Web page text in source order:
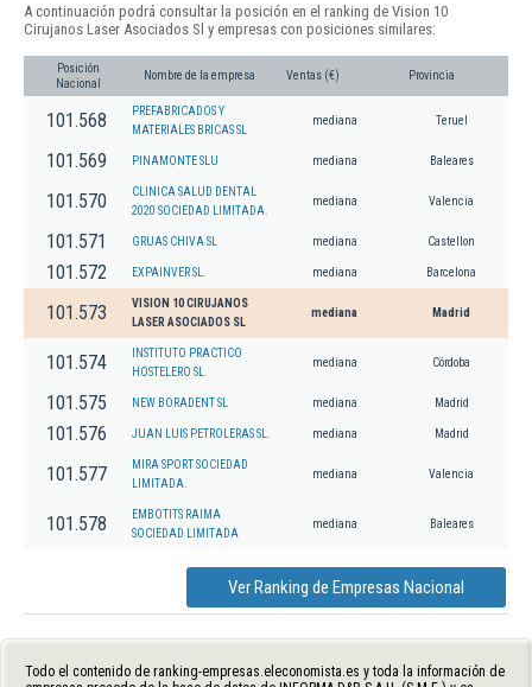
A continuación podrá consultar la posición en el ranking de Vision 10
Cirujanos Laser Asociados Sl y empresas con posiciones similares:
Posición
Nacional
Nombre de la empresa Ventas (€) Provincia
101.568
PREFABRICADOS Y
MATERIALES BRICAS SL
mediana Teruel
101.569 PINAMONTE SLU mediana Baleares
101.570
CLINICA SALUD DENTAL
2020 SOCIEDAD LIMITADA.
mediana Valencia
101.571 GRUAS CHIVA SL mediana Castellon
101.572 EXPAINVER SL. mediana Barcelona
101.573
VISION 10 CIRUJANOS
LASER ASOCIADOS SL
mediana Madrid
101.574
INSTITUTO PRACTICO
HOSTELERO SL.
mediana Córdoba
101.575 NEW BORADENT SL mediana Madrid
101.576 JUAN LUIS PETROLERAS SL. mediana Madrid
101.577
MIRA SPORT SOCIEDAD
LIMITADA.
mediana Valencia
101.578
EMBOTITS RAIMA
SOCIEDAD LIMITADA
mediana Baleares
Ver Ranking de Empresas Nacional
Todo el contenido de ranking-empresas.eleconomista.es y toda la información de